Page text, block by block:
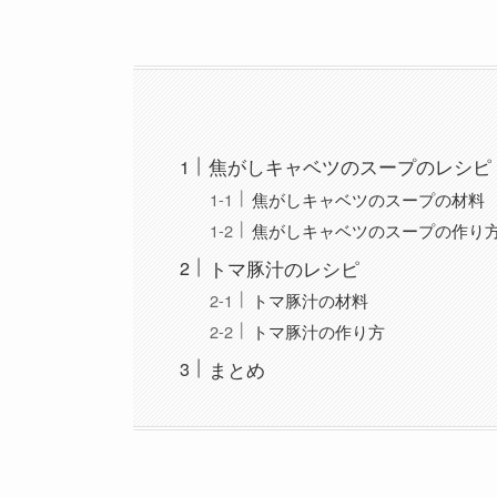
焦がしキャベツのスープのレシピ
焦がしキャベツのスープの材料
焦がしキャベツのスープの作り
トマ豚汁のレシピ
トマ豚汁の材料
トマ豚汁の作り方
まとめ